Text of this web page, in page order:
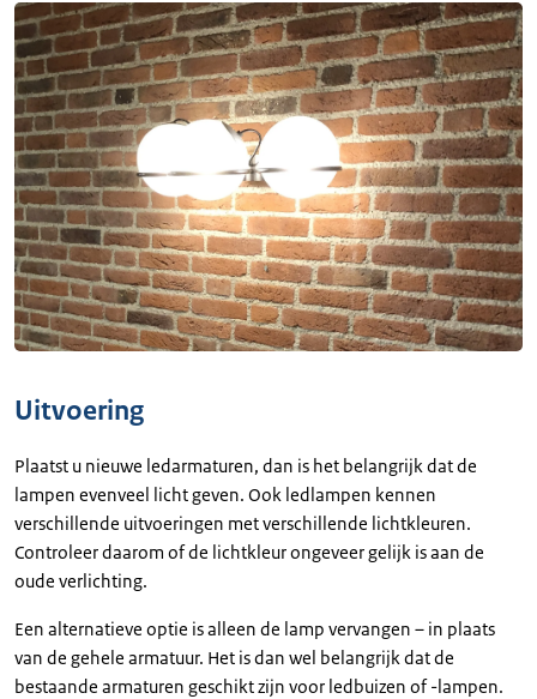
Uitvoering
Plaatst u nieuwe ledarmaturen, dan is het belangrijk dat de
lampen evenveel licht geven. Ook ledlampen kennen
verschillende uitvoeringen met verschillende lichtkleuren.
Controleer daarom of de lichtkleur ongeveer gelijk is aan de
oude verlichting.
Een alternatieve optie is alleen de lamp vervangen – in plaats
van de gehele armatuur. Het is dan wel belangrijk dat de
bestaande armaturen geschikt zijn voor ledbuizen of -lampen.